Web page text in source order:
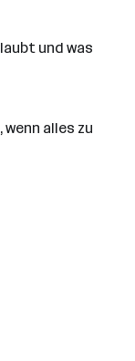
und was
alles zu